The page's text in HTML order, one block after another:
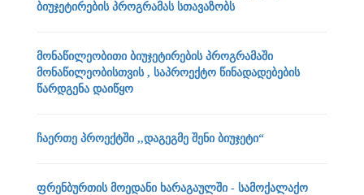
ბიუჯეტირების პროგრამას სთავაზობს
მონაწილეობითი ბიუჯეტირების პროგრამაში
მონაწილეობისთვის , საპროექტო წინადადებების
წარდგენა დაიწყო
ჩაერთე პროექტში ,,დაგეგმე შენი ბიუჯეტი“
ფრენბურთის მოედანი ხარაგაულში - სამოქალაქო